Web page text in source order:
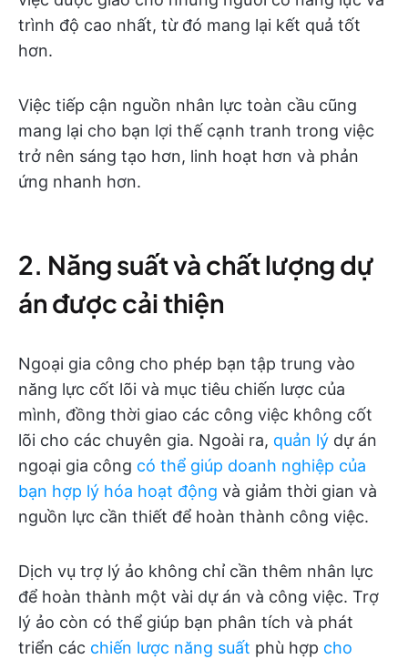
trình độ cao nhất, từ đó mang lại kết quả tốt
hơn.
Việc tiếp cận nguồn nhân lực toàn cầu cũng
mang lại cho bạn lợi thế cạnh tranh trong việc
trở nên sáng tạo hơn, linh hoạt hơn và phản
ứng nhanh hơn.
2. Năng suất và chất lượng dự
án được cải thiện
Ngoại gia công cho phép bạn tập trung vào
năng lực cốt lõi và mục tiêu chiến lược của
mình, đồng thời giao các công việc không cốt
lõi cho các chuyên gia. Ngoài ra, quản lý dự án
ngoại gia công có thể giúp doanh nghiệp của
bạn hợp lý hóa hoạt động và giảm thời gian và
nguồn lực cần thiết để hoàn thành công việc.
Dịch vụ trợ lý ảo không chỉ cần thêm nhân lực
để hoàn thành một vài dự án và công việc. Trợ
lý ảo còn có thể giúp bạn phân tích và phát
triển các chiến lược năng suất phù hợp cho